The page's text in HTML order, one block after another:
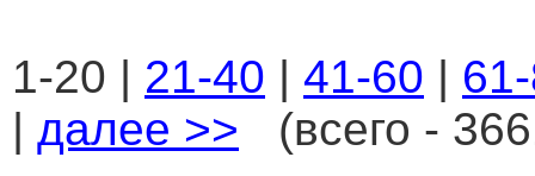
1-20 | 21-40 | 41-60 |
| далее >> (всего -